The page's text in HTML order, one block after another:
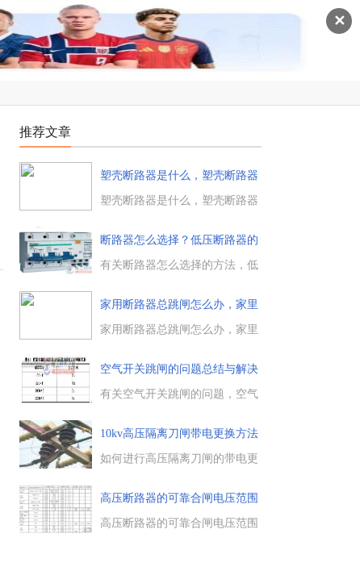
✕
推荐文章
塑壳断路器是什么，塑壳断路器
的结
塑壳断路器是什么，塑壳断路器
具有过载长延时、短路瞬动的二
段保护功能，还可以与漏电器、
测量、电操等模块单元配合使
断路器怎么选择？低压断路器的
选型
有关断路器怎么选择的方法，低
电器选型的一般原则，配电用断
路器的选型，电动机保护用自动
开关的选型，照明用自动开关的
家用断路器总跳闸怎么办，家里
空开
家用断路器总跳闸怎么办，家里
开跳闸的原因有哪些，分析了空
气开关总跳闸的三种情况，家用
空气开关跳闸的应急处理方法。
空气开关跳闸的问题总结与解决
方
有关空气开关跳闸的问题，空气
系统闪电瞬间失压脱扣器衔铁释
放的几种方案，空开跳闸的技术
改造依据与解决方法。...
10kv高压隔离刀闸带电更换方法
(
如何进行高压隔离刀闸的带电更
10kv高压隔离刀闸带电更换的方
法，在施工之前，先在变电站退
出该组线路的自动重合闸装
高压断路器的可靠合闸电压范围
额
高压断路器的可靠合闸电压范围